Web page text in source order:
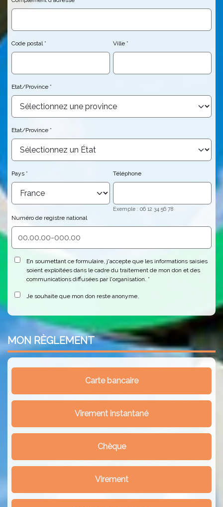
Code postal Ville
Etat/Province
Etat/Province
Pays Téléphone
Exemple : 06 12 34 56 78
Numéro de registre national
En soumettant ce formulaire, j'accepte que les informations saisies
soient exploitées dans le cadre du traitement de mon don et des
communications diffusées par l'organisation.
Je souhaite que mon don reste anonyme.
MON RÈGLEMENT
Carte bancaire
Virement instantané
Chèque
Virement